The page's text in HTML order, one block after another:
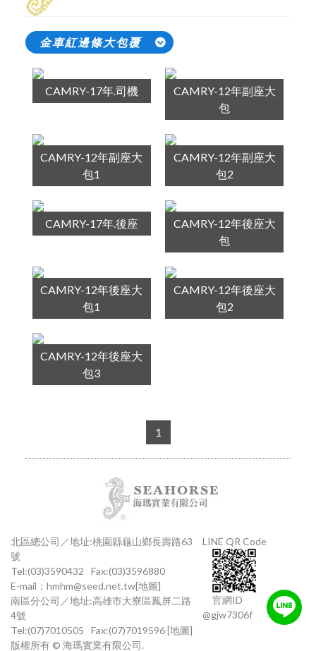
金車紅邊條大包覆
CAMRY-17年.司機
CAMRY-12年副座大
包
CAMRY-12年副座大
包1
CAMRY-12年副座大
包2
CAMRY-17年.後座
CAMRY-12年後座大
包
CAMRY-12年後座大
包1
CAMRY-12年後座大
包2
CAMRY-12年後座大
包3
1
北區總公司／地址:桃園縣龜山鄉長壽路63
號
Tel:(03)3590432
Fax:(03)3596880
E-mail： hmhm@seed.net.tw[地圖]
南區分公司／地址:高雄市大寮區鳳屏二路
4號
Tel:(07)7010505
Fax:(07)7019596[地圖]
版權所有 © 海瑪實業有限公司.
LINE QR Code
官網ID
@gjw7306f